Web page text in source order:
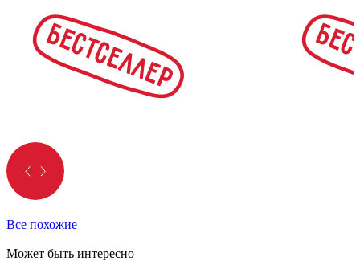
Все похожие
Может быть интересно